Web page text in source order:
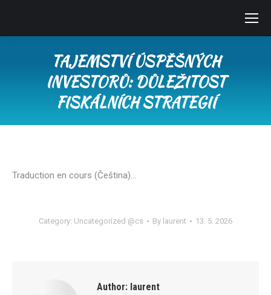
TAJEMSTVÍ ÚSPĚŠNÝCH
INVESTORŮ: DŮLEŽITOST
FISKÁLNÍCH STRATEGIÍ
Traduction en cours (Čeština)…
Category: Uncategorized @cs By laurent 13. 5. 2026
Author: laurent